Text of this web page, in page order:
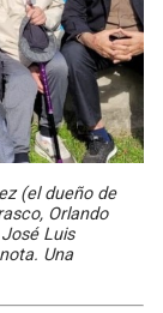
(el dueño de
Orlando
Luis
Una